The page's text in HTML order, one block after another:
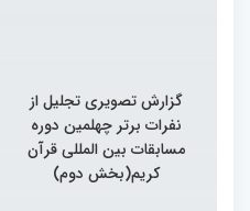
گزارش تصویری تجلیل از
نفرات برتر چهلمین دوره
مسابقات بین المللی قرآن
کریم(بخش دوم)